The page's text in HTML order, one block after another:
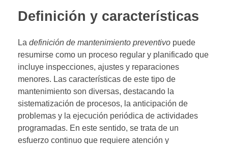
Definición y características
La definición de mantenimiento preventivo puede
resumirse como un proceso regular y planificado que
incluye inspecciones, ajustes y reparaciones
menores. Las características de este tipo de
mantenimiento son diversas, destacando la
sistematización de procesos, la anticipación de
problemas y la ejecución periódica de actividades
programadas. En este sentido, se trata de un
esfuerzo continuo que requiere atención y